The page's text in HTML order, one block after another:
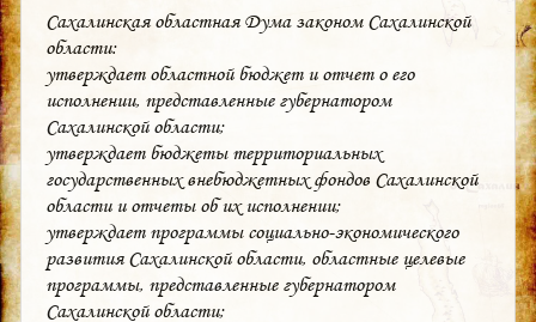
Сахалинская областная Дума законом Сахалинской
области:
утверждает областной бюджет и отчет о его
исполнении, представленные губернатором
Сахалинской области;
утверждает бюджеты территориальных
государственных внебюджетных фондов Сахалинской
области и отчеты об их исполнении;
утверждает программы социально-экономического
развития Сахалинской области, областные целевые
программы, представленные губернатором
Сахалинской области;